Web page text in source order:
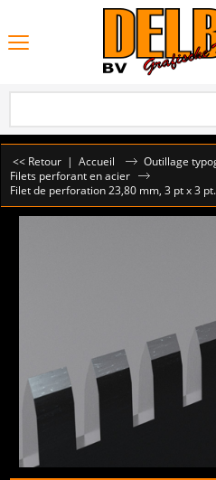
<< Retour | Accueil
Outillage
Filets perforant en acier
Filet de perforation 23,80 mm, 3 pt x 3